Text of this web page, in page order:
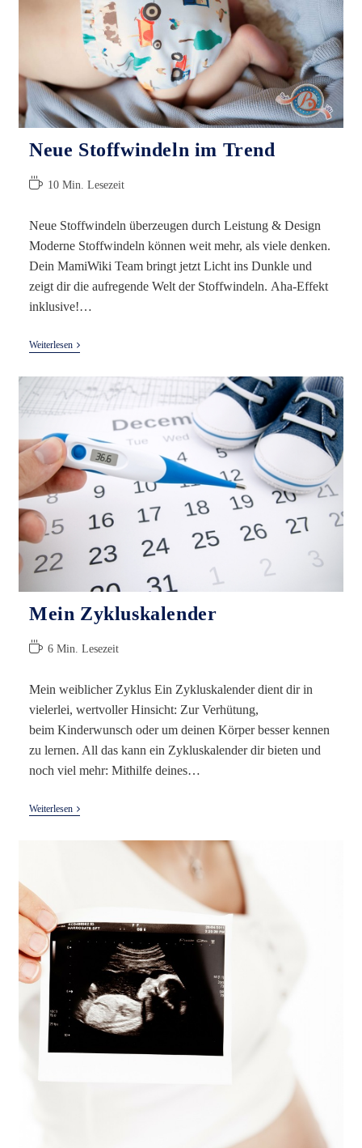
Neue Stoffwindeln im Trend
Lesedauer:
10 Min. Lesezeit
Neue Stoffwindeln überzeugen durch Leistung & Design
Moderne Stoffwindeln können weit mehr, als viele denken.
Dein MamiWiki Team bringt jetzt Licht ins Dunkle und
zeigt dir die aufregende Welt der Stoffwindeln. Aha-Effekt
inklusive!…
WeiterlesenNeue
Mein Zykluskalender
Lesedauer:
6 Min. Lesezeit
Mein weiblicher Zyklus Ein Zykluskalender dient dir in
vielerlei, wertvoller Hinsicht: Zur Verhütung,
beim Kinderwunsch oder um deinen Körper besser kennen
zu lernen. All das kann ein Zykluskalender dir bieten und
noch viel mehr: Mithilfe deines…
WeiterlesenMein